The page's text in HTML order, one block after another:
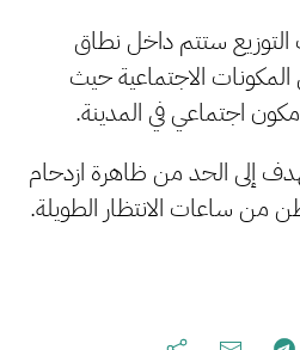
التوزيع ستتم داخل نطاق
الاجتماعية حيث
اجتماعي في المدينة.
إلى الحد من ظاهرة ازدحام
من ساعات الانتظار الطويلة.